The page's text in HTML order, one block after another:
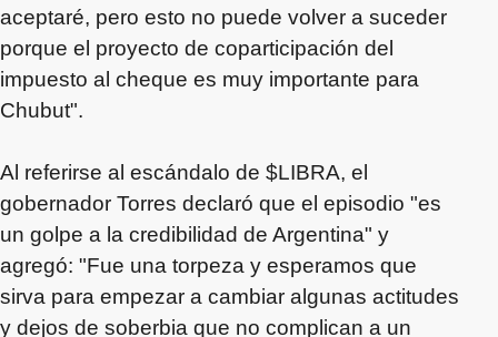
aceptaré, pero esto no puede volver a suceder
porque el proyecto de coparticipación del
impuesto al cheque es muy importante para
Chubut".
Al referirse al escándalo de $LIBRA, el
gobernador Torres declaró que el episodio "es
un golpe a la credibilidad de Argentina" y
agregó: "Fue una torpeza y esperamos que
sirva para empezar a cambiar algunas actitudes
y dejos de soberbia que no complican a un